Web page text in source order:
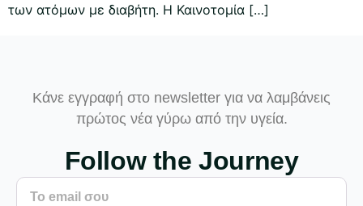
των ατόμων με διαβήτη. Η Καινοτομία […]
Κάνε εγγραφή στο newsletter για να λαμβάνεις
πρώτος νέα γύρω από την υγεία.
Follow the Journey